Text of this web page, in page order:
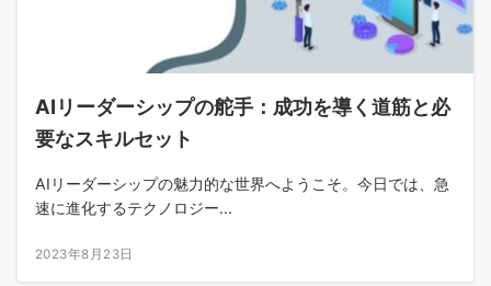
AIリーダーシップの舵手：成功を導く道筋と必
要なスキルセット
AIリーダーシップの魅力的な世界へようこそ。今日では、急
速に進化するテクノロジー...
2023年8月23日